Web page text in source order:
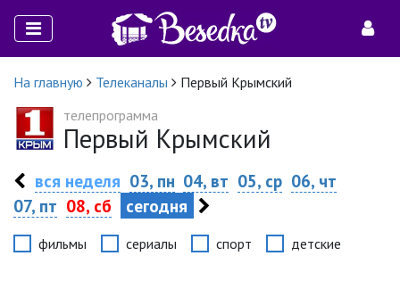
На главную Телеканалы
Первый Крымский
телепрограмма
Первый Крымский
вся неделя 03, пн 04, вт 05, ср 06, чт
07, пт 08, сб сегодня
фильмы сериалы спорт детские